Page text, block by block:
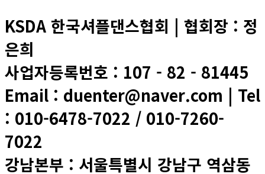
KSDA 한국셔플댄스협회 | 협회장 : 정
은희
사업자등록번호 : 107 - 82 - 81445
Email : duenter@naver.com | Tel
: 010-6478-7022 / 010-7260-
7022
강남본부 : 서울특별시 강남구 역삼동